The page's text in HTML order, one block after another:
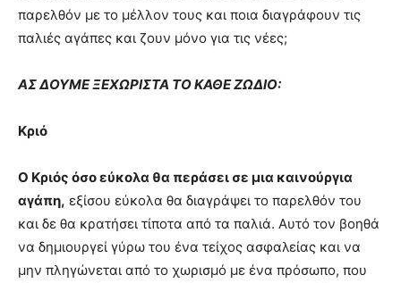
παρελθόν με το μέλλον τους και ποια διαγράφουν τις
παλιές αγάπες και ζουν μόνο για τις νέες;
ΑΣ ΔΟΥΜΕ ΞΕΧΩΡΙΣΤΑ ΤΟ ΚΑΘΕ ΖΩΔΙΟ:
Κριό
Ο Κριός όσο εύκολα θα περάσει σε μια καινούργια
αγάπη, εξίσου εύκολα θα διαγράψει το παρελθόν του
και δε θα κρατήσει τίποτα από τα παλιά. Αυτό τον βοηθά
να δημιουργεί γύρω του ένα τείχος ασφαλείας και να
μην πληγώνεται από το χωρισμό με ένα πρόσωπο, που